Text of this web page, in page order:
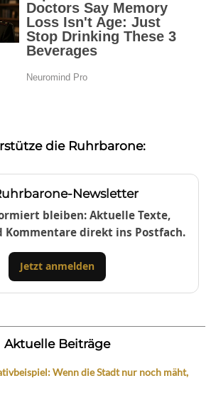
die Ruhrbarone:
Newsletter
bleiben: Aktuelle Texte,
Kommentare direkt ins Postfach.
Jetzt anmelden
Aktuelle Beiträge
Wenn die Stadt nur noch mäht,